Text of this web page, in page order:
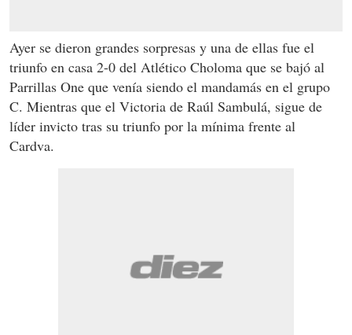
Ayer se dieron grandes sorpresas y una de ellas fue el
triunfo en casa 2-0 del Atlético Choloma que se bajó al
Parrillas One que venía siendo el mandamás en el grupo
C. Mientras que el Victoria de Raúl Sambulá, sigue de
líder invicto tras su triunfo por la mínima frente al
Cardva.